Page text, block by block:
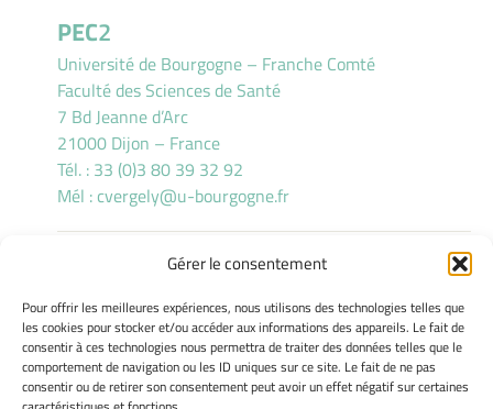
Gérer le consentement
Pour offrir les meilleures expériences, nous utilisons des technologies telles que
les cookies pour stocker et/ou accéder aux informations des appareils. Le fait de
consentir à ces technologies nous permettra de traiter des données telles que le
comportement de navigation ou les ID uniques sur ce site. Le fait de ne pas
consentir ou de retirer son consentement peut avoir un effet négatif sur certaines
PEC2
Université de Bourgogne – Franche Comté
Faculté des Sciences de Santé
7 Bd Jeanne d’Arc
21000 Dijon – France
Tél. : 33 (0)3 80 39 32 92
Mél : cvergely@u-bourgogne.fr
INFORMATIONS LÉGALES
Mentions légales
Gérer mes cookies
Politique de cookies